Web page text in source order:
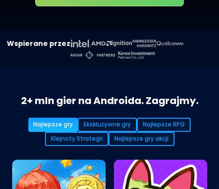
Wspierane przez
2+ mln gier na Androida. Zagrajmy.
Najlepsze gry Ekskluzywne gry
Najlepsze RPG
Klejnoty Strategii
Najlepsze gry akcji